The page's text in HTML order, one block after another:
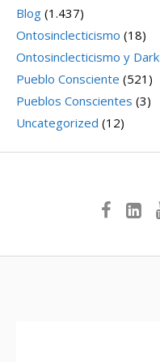
Blog (1.437)
Ontosinclecticismo (18)
Ontosinclecticismo y Dark
Pueblo Consciente (521)
Pueblos Conscientes (3)
Uncategorized (12)